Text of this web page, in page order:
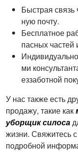
Быстрая связь
ную почту.
Бесплатное
пасных частей
ми
еззаботной
У нас также есть
продажу, такие как
уборщик силоса
жизни. Свяжитесь
подробной